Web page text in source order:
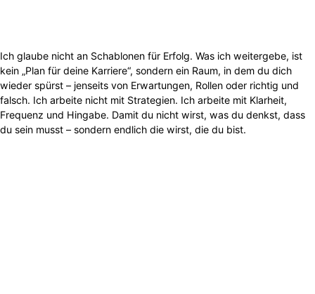
Ich glaube nicht an Schablonen für Erfolg. Was ich weitergebe, ist
kein „Plan für deine Karriere“, sondern ein Raum, in dem du dich
wieder spürst – jenseits von Erwartungen, Rollen oder richtig und
falsch. Ich arbeite nicht mit Strategien. Ich arbeite mit Klarheit,
Frequenz und Hingabe. Damit du nicht wirst, was du denkst, dass
du sein musst – sondern endlich die wirst, die du bist.